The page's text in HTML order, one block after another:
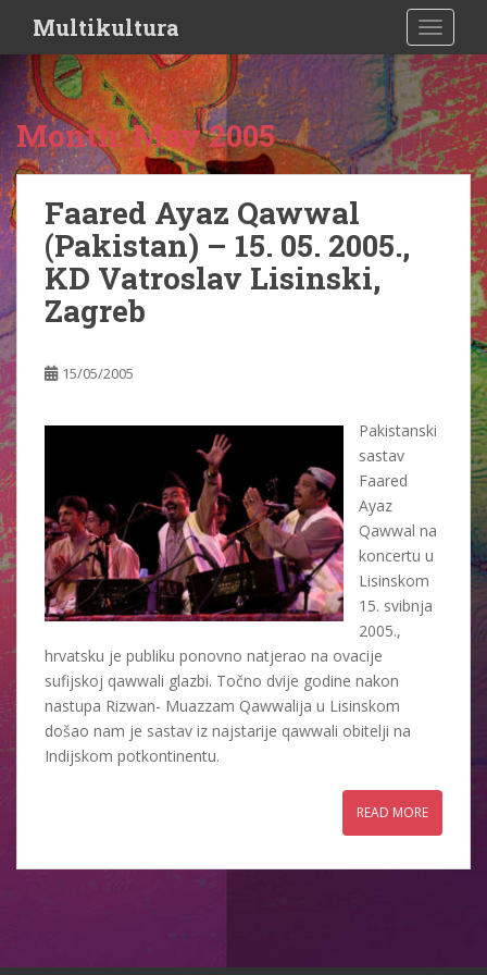
i
o
m
a
i
n
n
t
e
n
t
Multikultura
Month:May 2005
Faared Ayaz Qawwal
(Pakistan) – 15. 05. 2005.,
KD Vatroslav Lisinski,
Zagreb
15/05/2005
Pakistanski
sastav
Faared
Ayaz
Qawwal na
koncertu u
Lisinskom
15. svibnja
2005.,
hrvatsku je publiku ponovno natjerao na ovacije
sufijskoj qawwali glazbi. Točno dvije godine nakon
nastupa Rizwan- Muazzam Qawwalija u Lisinskom
došao nam je sastav iz najstarije qawwali obitelji na
Indijskom potkontinentu.
READ MORE